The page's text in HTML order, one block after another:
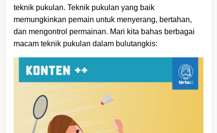
teknik pukulan. Teknik pukulan yang baik
memungkinkan pemain untuk menyerang, bertahan,
dan mengontrol permainan. Mari kita bahas berbagai
macam teknik pukulan dalam bulutangkis: